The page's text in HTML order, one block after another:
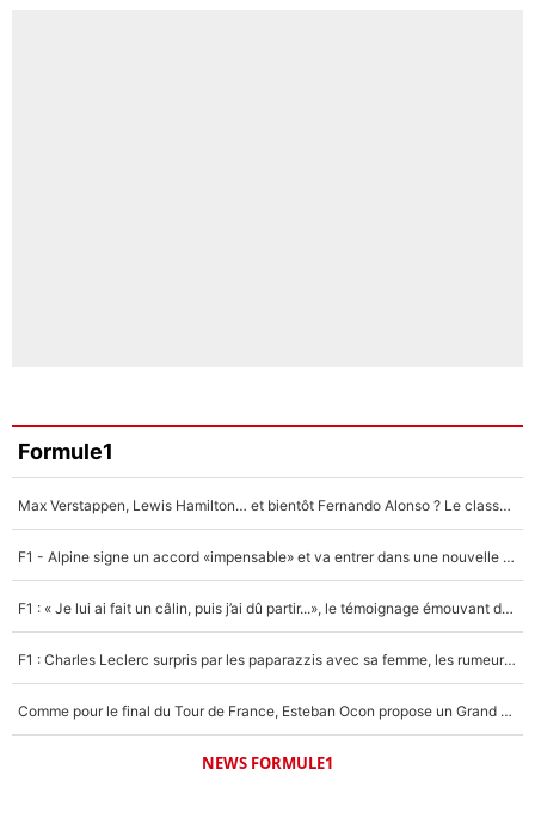
Formule1
Max Verstappen, Lewis Hamilton… et bientôt Fernando Alonso ? Le classement des pilotes les mieux payés en Formule 1 risque de changer !
F1 - Alpine signe un accord «impensable» et va entrer dans une nouvelle dimension : Grande nouvelle pour Pierre Gasly !
F1 : « Je lui ai fait un câlin, puis j’ai dû partir...», le témoignage émouvant de Max Verstappen sur sa fille
F1 : Charles Leclerc surpris par les paparazzis avec sa femme, les rumeurs étaient vraies !
Comme pour le final du Tour de France, Esteban Ocon propose un Grand Prix de Formule 1 à Paris : «Autour de l’Arc de Triomphe, ce serait génial» !
NEWS FORMULE1